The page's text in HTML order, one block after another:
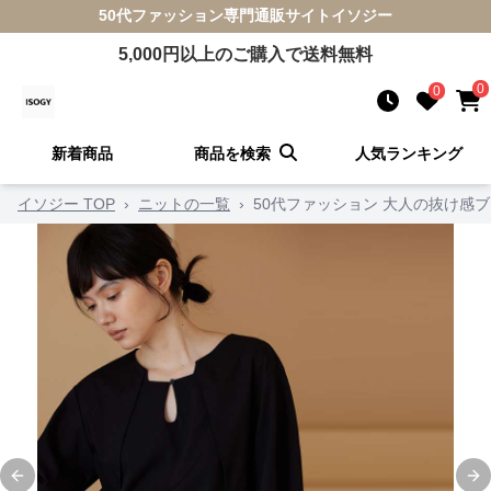
50代ファッション専門通販サイト イソジー
5,000円以上のご購入で送料無料
0 0
新着商品 商品を検索 人気ランキング
イソジー TOP › ニットの一覧 › 50代ファッション 大人の抜け感
Previous slide